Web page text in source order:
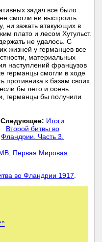
задач все было
смогли ни выстроить
ни зажать атакующих в
плато и лесом Хутульст.
не удалось. С
жизней у германцев все
материальных
наступлений французов
германцы смогли в ходе
противника к базам своих
бы лето и осень
германцы бы получили
Следующее: Итоги
Второй битвы во
Фландрии. Часть 3.
; Первая Мировая
во Фландрии 1917